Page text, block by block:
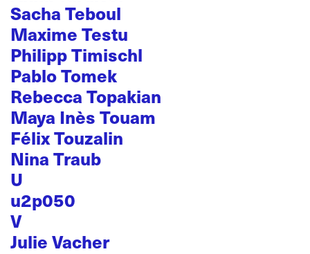
Sacha Teboul
Maxime Testu
Philipp Timischl
Pablo Tomek
Rebecca Topakian
Maya Inès Touam
Félix Touzalin
Nina Traub
U
u2p050
V
Julie Vacher